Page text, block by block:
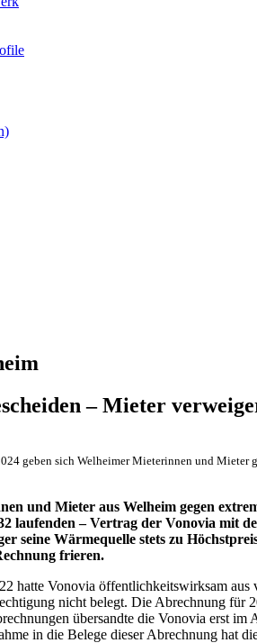
– Mieter
geben sich Welheimer Mieterinnen und
und Mieter aus Welheim gegen
laufenden – Vertrag der Vonovia mit
seine Wärmequelle stets zu
frieren.
hatte Vonovia öffentlichkeitswirksam
nicht belegt. Die Abrechnung für
übersandte die Vonovia erst
in die Belege dieser Abrechnung hat